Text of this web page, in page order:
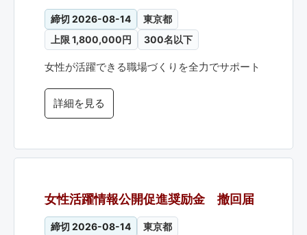
締切 2026-08-14
東京都
上限 1,800,000円
300名以下
女性が活躍できる職場づくりを全力でサポート
詳細を見る
女性活躍情報公開促進奨励金 撤回届
締切 2026-08-14
東京都